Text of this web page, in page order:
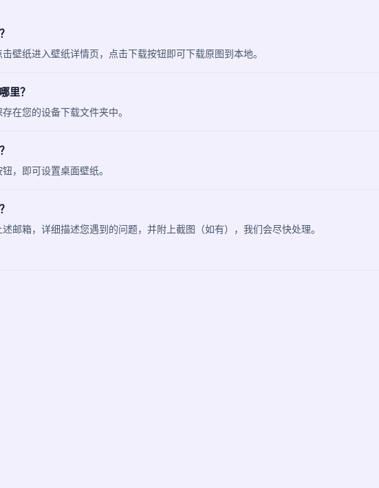
壁纸进入壁纸详情页，点击下载按钮即可下载原图到本地。
里？
在您的设备下载文件夹中。
，即可设置桌面壁纸。
邮箱，详细描述您遇到的问题，并附上截图（如有），我们会尽快处理。